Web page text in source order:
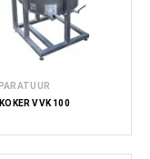
VVK 100